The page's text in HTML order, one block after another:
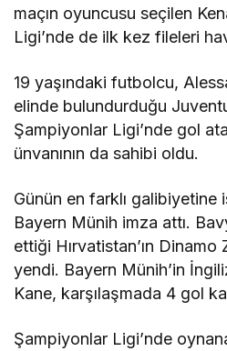
maçın oyuncusu seçilen
Ligi’nde de ilk kez fileleri
19 yaşındaki futbolcu,
elinde bulundurduğu
Şampiyonlar Ligi’nde gol
ünvanının da sahibi oldu.
Günün en farklı galibiyetine
Bayern Münih imza attı.
ettiği Hırvatistan’ın Dinamo
yendi. Bayern Münih’in
Kane, karşılaşmada 4 gol
Şampiyonlar Ligi’nde